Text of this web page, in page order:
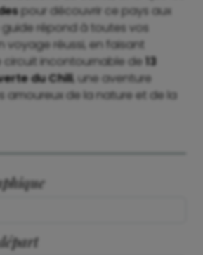
pour découvrir ce pays aux
répond à toutes vos
voyage réussi, en faisant
incontournable de 13
du Chili, une aventure
amoureux de la nature et de la